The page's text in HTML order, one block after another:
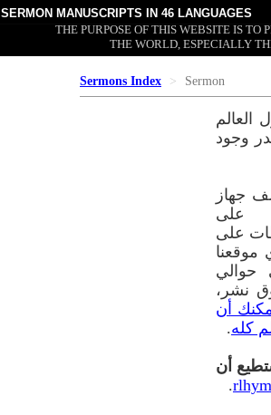
SERMON MANUSCRIPTS IN 46 LANGUAGES
THE PURPOSE OF THIS WEBSITE IS TO
THE WORLD, ESPECIALLY
Sermons Index Sermon
العالم
وجود
جهاز
شهريا على
على
موقعنا
تُقدم في ٤٣ لغة إلى حوالي
نشر،
أن
كله.
أن
.